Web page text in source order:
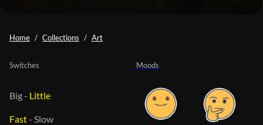
Home Collections Art
Moods
Switches
Big- Little
Fast- Slow